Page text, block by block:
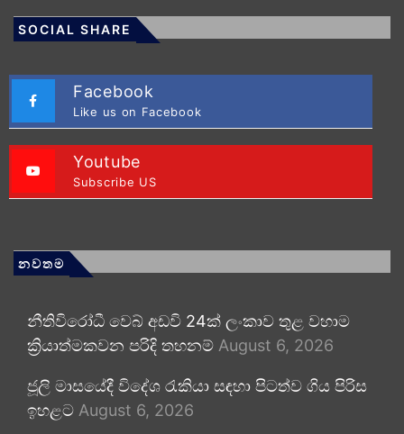
SOCIAL SHARE
Facebook
Like us on Facebook
Youtube
Subscribe US
නවතම
නීතිවිරෝධී වෙබ් අඩවි 24ක් ලංකාව තුළ වහාම
ක්‍රියාත්මකවන පරිදි තහනම් August 6, 2026
ජූලි මාසයේදී විදේශ රැකියා සඳහා පිටත්ව ගිය පිරිස
ඉහළට August 6, 2026